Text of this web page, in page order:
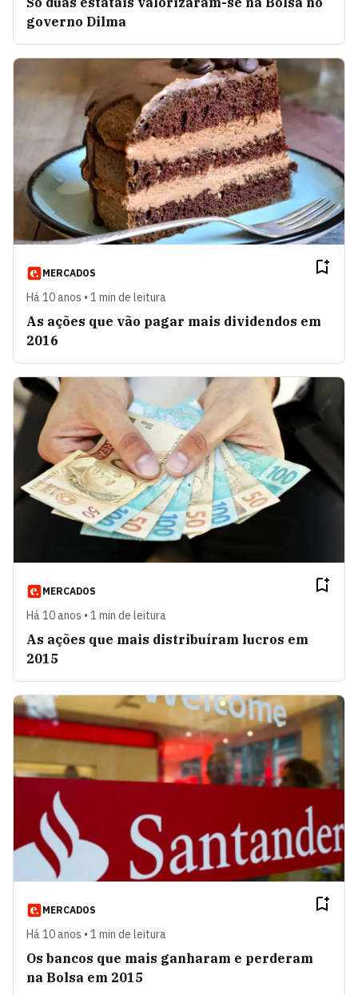
governo Dilma
MERCADOS
Há 10 anos • 1 min de leitura
As ações que vão pagar mais dividendos em
2016
MERCADOS
Há 10 anos • 1 min de leitura
As ações que mais distribuíram lucros em
2015
MERCADOS
Há 10 anos • 1 min de leitura
Os bancos que mais ganharam e perderam
na Bolsa em 2015